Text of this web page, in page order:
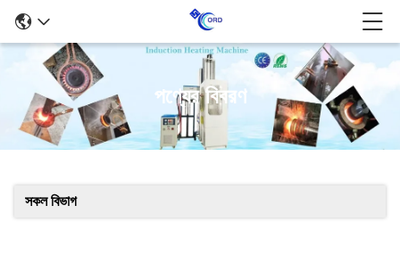
পণ্যের বিবরণ
সকল বিভাগ